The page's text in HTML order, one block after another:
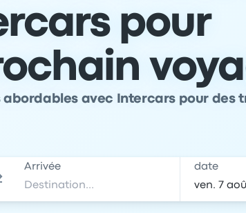
pour
abordables avec Intercars pour des
Arrivée date